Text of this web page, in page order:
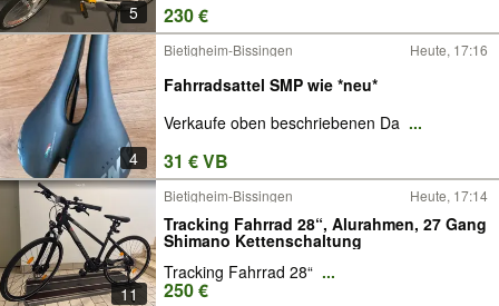
5 230 €
4
Bietigheim-Bissingen Heute, 17:16
Fahrradsattel SMP wie *neu*
Verkaufe oben beschriebenen Da ...
31 € VB
11
Bietigheim-Bissingen Heute, 17:14
Tracking Fahrrad 28“, Alurahmen, 27 Gang
Shimano Kettenschaltung
Tracking Fahrrad 28“ ...
250 €